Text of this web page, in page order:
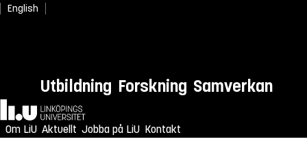
English
Utbildning Forskning Samverkan
Hem
Om LiU Aktuellt Jobba på LiU Kontakt